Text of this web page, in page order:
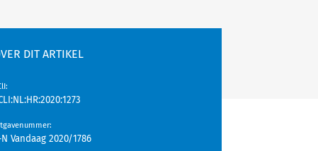
DIT ARTIKEL
:
:
N Vandaag 2020/1786